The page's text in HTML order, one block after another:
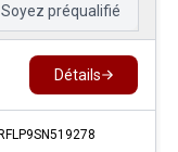
Soyez préqualifié
Détails